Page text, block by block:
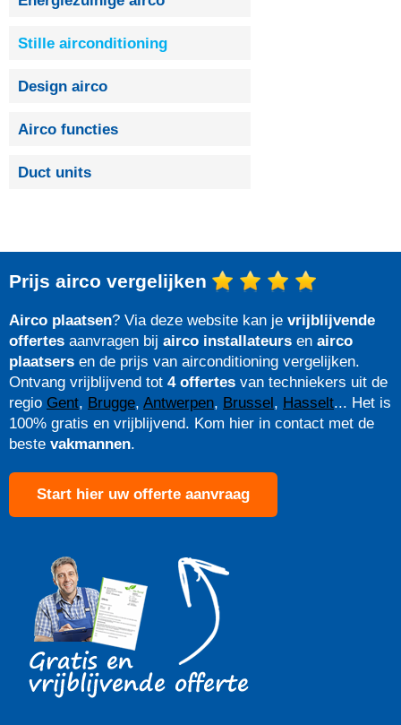
Stille airconditioning
Design airco
Airco functies
Duct units
Prijs airco vergelijken
Airco plaatsen? Via deze website kan je vrijblijvende
offertes aanvragen bij airco installateurs en airco
plaatsers en de prijs van airconditioning vergelijken.
Ontvang vrijblijvend tot 4 offertes van techniekers uit de
regio Gent, Brugge, Antwerpen, Brussel , Hasselt... Het is
100% gratis en vrijblijvend. Kom hier in contact met de
beste vakmannen.
Start hier uw offerte aanvraag